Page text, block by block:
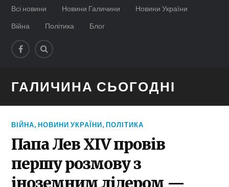
Всі новини Новини Галичини
Новини України
Війна
Політика Блог
ГАЛИЧИНА СЬОГОДНІ
ВІЙНА,НОВИНИ УКРАЇНИ,ПОЛІТИКА
Папа Лев XIV провів
першу розмову з
іноземним лідером —